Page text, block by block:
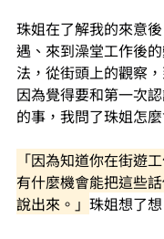
珠姐在了解我的來意
遇、來到澡堂工作後
法，從街頭上的觀察
因為覺得要和第一次
的事，我問了珠姐怎
「因為知道你在街遊
有什麼機會能把這些
說出來 。」 珠姐想了